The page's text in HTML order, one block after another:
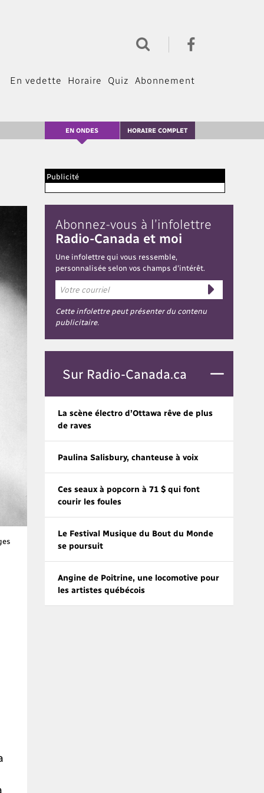
En vedette Horaire Quiz Abonnement
EN ONDES HORAIRE COMPLET
Publicité
Abonnez-vous à l’infolettre
Radio-Canada et moi
Une infolettre qui vous ressemble,
personnalisée selon vos champs d'intérêt.
Cette infolettre peut présenter du contenu
publicitaire.
Sur Radio-Canada.ca
La scène électro d’Ottawa rêve de plus
de raves
Paulina Salisbury, chanteuse à voix
Ces seaux à popcorn à 71 $ qui font
courir les foules
Le Festival Musique du Bout du Monde
se poursuit
Angine de Poitrine, une locomotive pour
les artistes québécois